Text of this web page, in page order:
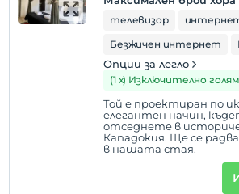
телевизор
Безжичен интернет
Опции за легло
(1 х) Изключително
Той е проектиран по
елегантен начин,
отседнете в
Кападокия. Ще се
в нашата стая.